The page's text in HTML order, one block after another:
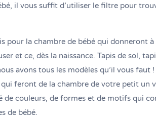
il vous suffit d’utiliser le filtre pour
pour la chambre de bébé qui donneront
et ce, dès la naissance. Tapis de sol,
avons tous les modèles qu’il vous faut
feront de la chambre de votre petit un
couleurs, de formes et de motifs qui
de bébé.